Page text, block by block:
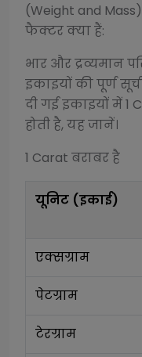
(Weight and Mass)
फैक्टर क्या हैं:
भार और द्रव्यमान
इकाइयों की पूर्ण
दी गई इकाइयों में 1
होती है, यह जानें।
1 Carat बराबर है
यूनिट (इकाई)
एक्सग्राम
पेटग्राम
टेरग्राम